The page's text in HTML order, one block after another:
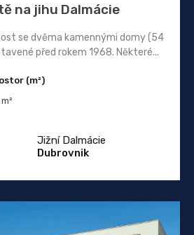
na jihu Dalmácie
se dvěma kamennými domy (54
před rokem 1968. Některé...
(m²)
m²
Jižní Dalmácie
Dubrovnik